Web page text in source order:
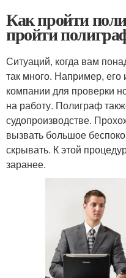
Как пройти
пройти
Ситуаций, когда вам
так много. Например, его
компании для проверки
на работу. Полиграф
судопроизводстве.
вызвать большое
скрывать. К этой
заранее.